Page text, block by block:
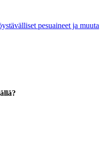
pesuaineet ja muuta